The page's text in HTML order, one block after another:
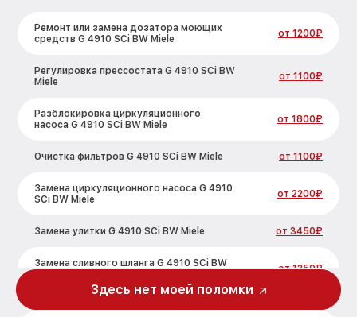
Ремонт или замена дозатора моющих
средств G 4910 SCi BW Miele
от 1200₽
Регулировка прессостата G 4910 SCi BW
Miele
от 1100₽
Разблокировка циркуляционного
насоса G 4910 SCi BW Miele
от 1800₽
Очистка фильтров G 4910 SCi BW Miele от 1100₽
Замена циркуляционного насоса G 4910
SCi BW Miele
от 2200₽
Замена улитки G 4910 SCi BW Miele от 3450₽
Замена сливного шланга G 4910 SCi BW
от 1250₽
от 1590₽
Здесь нет моей поломки